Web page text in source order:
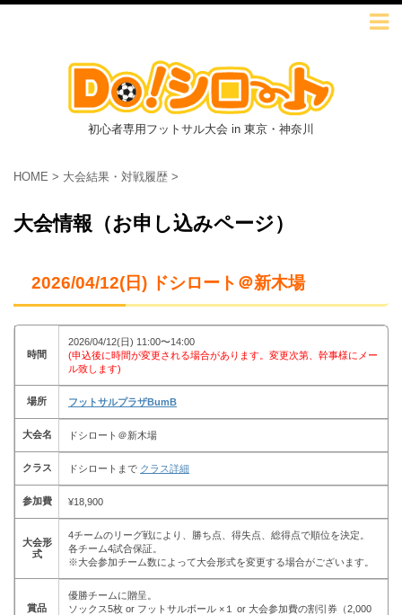
初心者専用フットサル大会 in 東京・神奈川
HOME > 大会結果・対戦履歴 >
大会情報（お申し込みページ）
2026/04/12(日) ドシロート＠新木場
時間
2026/04/12(日) 11:00〜14:00
(申込後に時間が変更される場合があります。変更次第、幹事様にメー
ル致します)
場所 フットサルプラザBumB
大会名 ドシロート＠新木場
クラス ドシロートまで クラス詳細
参加費 ¥18,900
大会形
式
4チームのリーグ戦により、勝ち点、得失点、総得点で順位を決定。
各チーム4試合保証。
※大会参加チーム数によって大会形式を変更する場合がございます。
賞品
優勝チームに贈呈。
ソックス5枚 or フットサルボール ×１ or 大会参加費の割引券（2,000